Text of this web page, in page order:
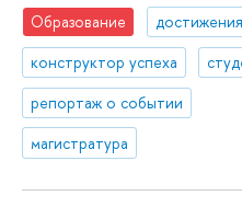
Образование
достижения
конструктор успеха
репортаж о событии
магистратура